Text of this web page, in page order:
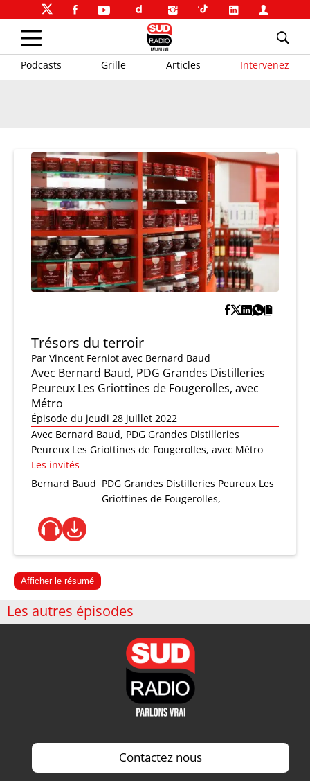
Podcasts Grille Articles Intervenez
Trésors du terroir
Par Vincent Ferniot avec Bernard Baud
Avec Bernard Baud, PDG Grandes Distilleries
Peureux Les Griottines de Fougerolles, avec
Métro
Épisode du jeudi 28 juillet 2022
Avec Bernard Baud, PDG Grandes Distilleries
Peureux Les Griottines de Fougerolles, avec Métro
Les invités
Bernard Baud PDG Grandes Distilleries Peureux Les
Griottines de Fougerolles,
Afficher le résumé
Les autres épisodes
Contactez nous